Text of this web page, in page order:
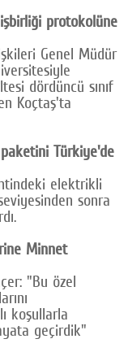
protokolüne
Genel Müdür
dördüncü sınıf
Koçtaş'ta
Türkiye'de
elektrikli
sonra
Minnet
"Bu özel
koşullarla
geçirdik"